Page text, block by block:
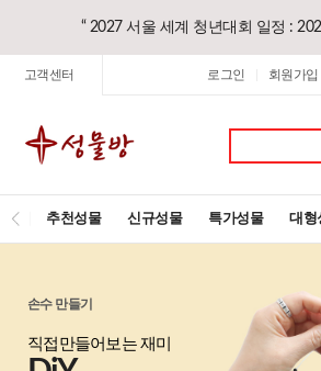
“ 2027 서울 세계 청년대회 일정 :
고객센터 로그인 회원가입
추천성물 신규성물 특가성물 대형
손수 만들기
직접만들어보는 재미